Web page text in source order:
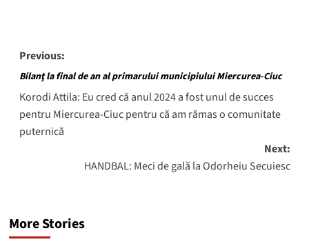
Post
navigation
Previous:
Bilanţ la final de an al primarului municipiului Miercurea-Ciuc
Korodi Attila: Eu cred că anul 2024 a fost unul de succes
pentru Miercurea-Ciuc pentru că am rămas o comunitate
puternică
Next:
HANDBAL: Meci de gală la Odorheiu Secuiesc
More Stories